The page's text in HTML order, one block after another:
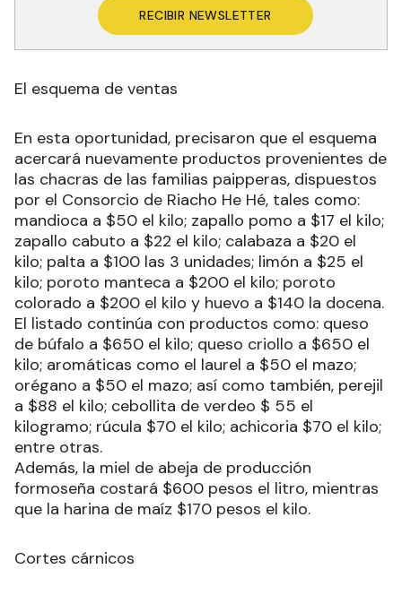
RECIBIR NEWSLETTER
El esquema de ventas
En esta oportunidad, precisaron que el esquema
acercará nuevamente productos provenientes de
las chacras de las familias paipperas, dispuestos
por el Consorcio de Riacho He Hé, tales como:
mandioca a $50 el kilo; zapallo pomo a $17 el kilo;
zapallo cabuto a $22 el kilo; calabaza a $20 el
kilo; palta a $100 las 3 unidades; limón a $25 el
kilo; poroto manteca a $200 el kilo; poroto
colorado a $200 el kilo y huevo a $140 la docena.
El listado continúa con productos como: queso
de búfalo a $650 el kilo; queso criollo a $650 el
kilo; aromáticas como el laurel a $50 el mazo;
orégano a $50 el mazo; así como también, perejil
a $88 el kilo; cebollita de verdeo $ 55 el
kilogramo; rúcula $70 el kilo; achicoria $70 el kilo;
entre otras.
Además, la miel de abeja de producción
formoseña costará $600 pesos el litro, mientras
que la harina de maíz $170 pesos el kilo.
Cortes cárnicos